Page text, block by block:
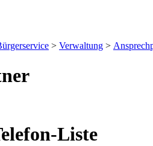
> Verwaltung >
Liste